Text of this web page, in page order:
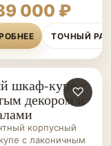
000 ₽
ТОЧНЫЙ
НА ЗАКАЗ
♡
шкаф-купе с
декором и
корпусный
с лаконичным